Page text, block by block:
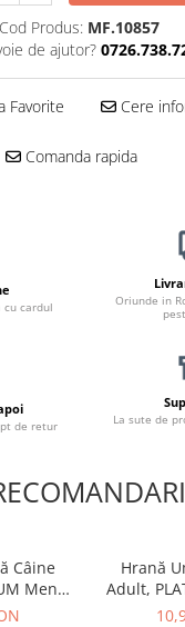
Cod Produs: MF.10857
de ajutor?
Favorite Cere
Comanda rapida
cu cardul
Oriunde in
de retur
La sute de
Câine
Menu,
Hrană
Adult,
Pui și